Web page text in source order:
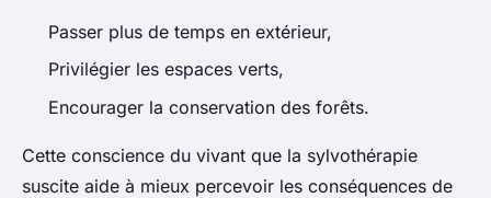
Passer plus de temps en extérieur,
Privilégier les espaces verts,
Encourager la conservation des forêts.
Cette conscience du vivant que la sylvothérapie
suscite aide à mieux percevoir les conséquences de